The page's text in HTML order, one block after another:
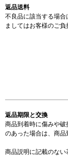
返品送料
不良品に該当する場
ましてはお客様のご負
返品期限と交換
商品到着時に傷みや
のあった場合は、商品
商品説明に記載のな